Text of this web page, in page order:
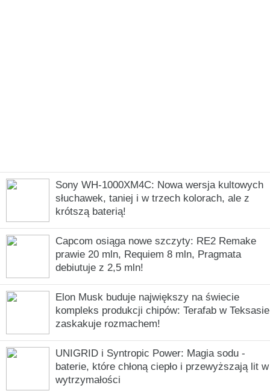
Sony WH-1000XM4C: Nowa wersja kultowych
słuchawek, taniej i w trzech kolorach, ale z
krótszą baterią!
Capcom osiąga nowe szczyty: RE2 Remake
prawie 20 mln, Requiem 8 mln, Pragmata
debiutuje z 2,5 mln!
Elon Musk buduje największy na świecie
kompleks produkcji chipów: Terafab w Teksasie
zaskakuje rozmachem!
UNIGRID i Syntropic Power: Magia sodu -
baterie, które chłoną ciepło i przewyższają lit w
wytrzymałości